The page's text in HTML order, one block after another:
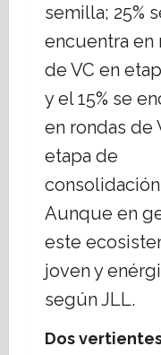
semilla; 25%
encuentra en
de VC en
y el 15% se
en rondas de
etapa de
Aunque en
este
joven y
según JLL.
Dos